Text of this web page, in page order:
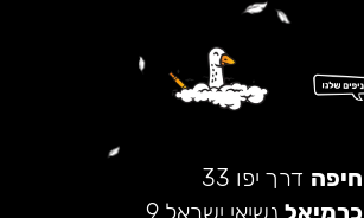
חיפה דרך יפו 33
כרמיאל נשיאי ישראל 9